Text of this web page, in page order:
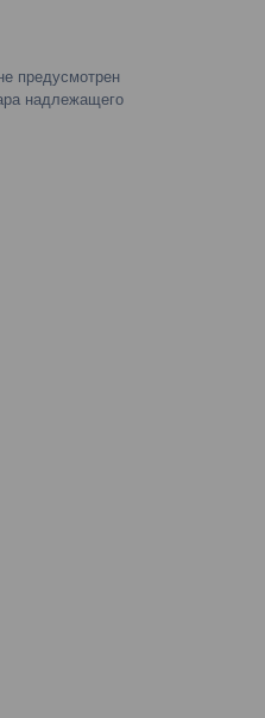
предусмотрен
надлежащего